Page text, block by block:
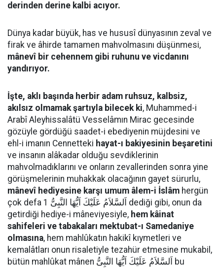
derinden derine kalbi acıyor.
Dünya kadar büyük, has ve hususî dünyasının zeval ve
firak ve âhirde tamamen mahvolmasını düşünmesi,
mânevî bir cehennem gibi ruhunu ve vicdanını
yandırıyor.
İşte, aklı başında herbir adam ruhsuz, kalbsiz,
akılsız olmamak şartıyla bilecek ki, Muhammed-i
Arabî Aleyhissalâtü Vesselâmın Mirac gecesinde
gözüyle gördüğü saadet-i ebediyenin müjdesini ve
ehl-i imanın Cennetteki hayat-ı bakiyesinin beşaretini
ve insanın alâkadar olduğu sevdiklerinin
mahvolmadıklarını ve onların zevallerinden sonra yine
görüşmelerinin muhakkak olacağının gayet sürurlu,
mânevî hediyesine karşı umum âlem-i İslâm hergün
çok defa اَلسَّلاَمُ عَلَيْكَ اَيُّهَا النَّبِىُّ 1 dediği gibi, onun da
getirdiği hediye-i mâneviyesiyle, hem kâinat
sahifeleri ve tabakaları mektubat-ı Samedaniye
olmasına, hem mahlûkatın hakikî kıymetleri ve
kemalâtları onun risaletiyle tezahür etmesine mukabil,
bütün mahlûkat mânen اَلسَّلاَمُ عَلَيْكَ اَيُّهَا النَّبِىُّ bu